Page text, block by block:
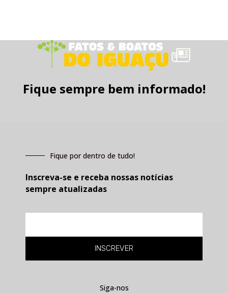
Fique sempre bem informado!
Fique por dentro de tudo!
Inscreva-se e receba nossas notícias
sempre atualizadas
INSCREVER
Siga-nos